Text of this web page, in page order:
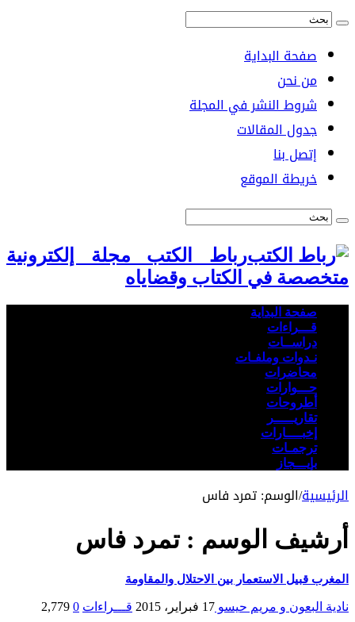
صفحة البداية
من نحن
شروط النشر في المجلة
جدول المقالات
إتصل بنا
خريطة الموقع
رباط الكتب مجلة إلكترونية
متخصصة في الكتاب وقضاياه
صفحة البداية
قـــراءات
دراســات
نـدوات وملفـات
محاضرات
حـــوارات
أطروحات
تقاريـــــر
إخبــــارات
ترجمـات
بإيـــجاز
الرئيسية/الوسم:تمرد فاس
أرشيف الوسم :تمرد فاس
المغرب قبيل الاستعمار بين الاحتلال والمقاومة
نادية البعون و مريم حيسو 17 فبراير، 2015 قـــراءات 0
2,779